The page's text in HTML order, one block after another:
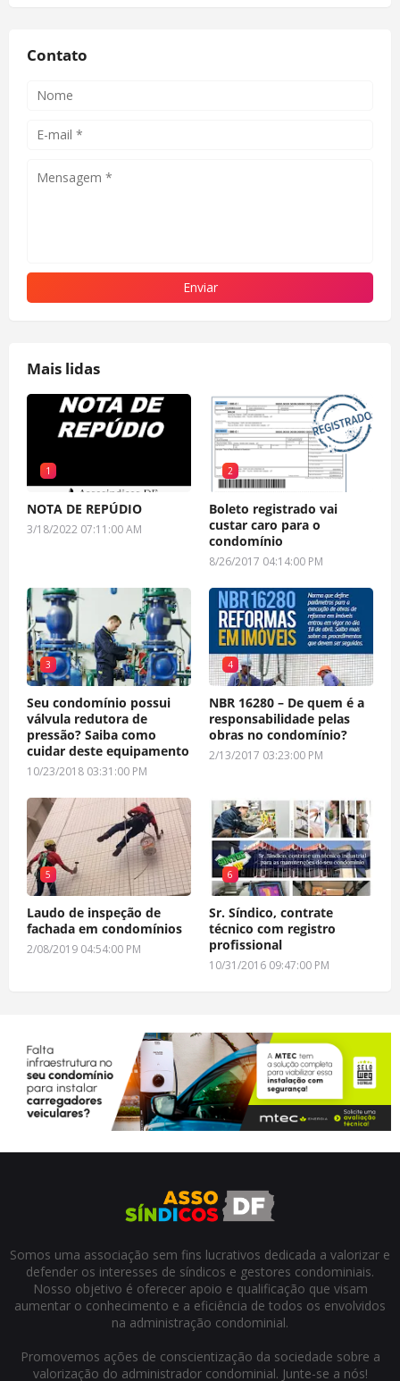
Contato
Mais lidas
1
NOTA DE REPÚDIO
3/18/2022 07:11:00 AM
2
Boleto registrado vai
custar caro para o
condomínio
8/26/2017 04:14:00 PM
3
Seu condomínio possui
válvula redutora de
pressão? Saiba como
cuidar deste equipamento
10/23/2018 03:31:00 PM
4
NBR 16280 – De quem é a
responsabilidade pelas
obras no condomínio?
2/13/2017 03:23:00 PM
5
Laudo de inspeção de
fachada em condomínios
2/08/2019 04:54:00 PM
6
Sr. Síndico, contrate
técnico com registro
profissional
10/31/2016 09:47:00 PM
Somos uma associação sem fins lucrativos dedicada a valorizar e
defender os interesses de síndicos e gestores condominiais.
Nosso objetivo é oferecer apoio e qualificação que visam
aumentar o conhecimento e a eficiência de todos os envolvidos
na administração condominial.
Promovemos ações de conscientização da sociedade sobre a
valorização do administrador condominial. Junte-se a nós!